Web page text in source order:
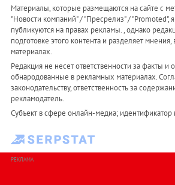
Материалы, которые размещаются на сайте с
"Новости компаний" / "Пресрелиз" / "Promoted",
публикуются на правах рекламы. , однако
подготовке этого контента и разделяет
материалах.
Редакция не несет ответственности за факты
обнародованные в рекламных материалах.
законодательству, ответственность за
рекламодатель.
Субъект в сфере онлайн-медиа;
РЕКЛАМА